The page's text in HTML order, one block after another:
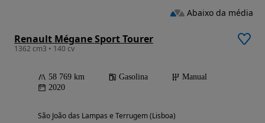
Renault Mégane Sport Tourer
1362 cm3 • 140 cv
58 769 km Gasolina
Manual
2020
São João das Lampas e Terrugem (Lisboa)
Abaixo da média